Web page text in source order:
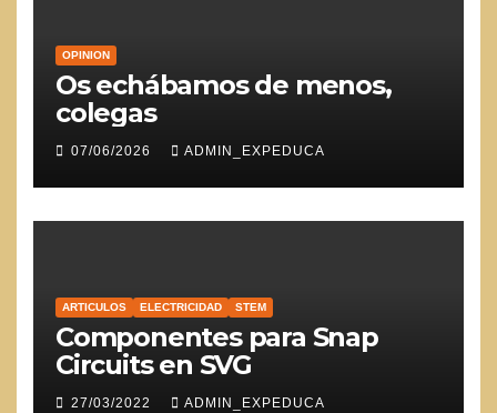
OPINION
Os echábamos de menos,
colegas
07/06/2026 ADMIN_EXPEDUCA
ARTICULOS ELECTRICIDAD STEM
Componentes para Snap
Circuits en SVG
27/03/2022 ADMIN_EXPEDUCA